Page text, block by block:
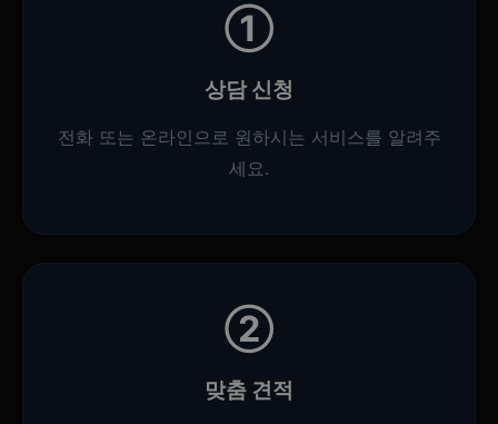
①
상담 신청
전화 또는 온라인으로 원하시는 서비스를 알려주
세요.
②
맞춤 견적